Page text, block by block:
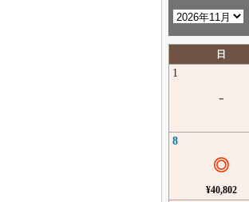
日
1
-
8
◎
¥40,802